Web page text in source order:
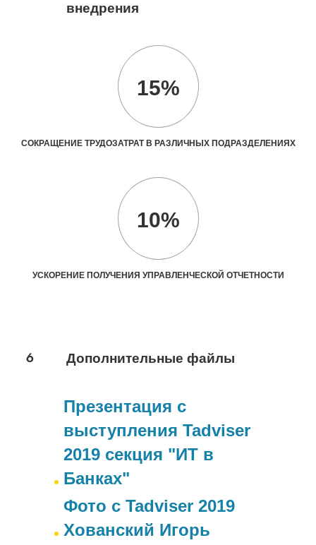
внедрения
15%
СОКРАЩЕНИЕ ТРУДОЗАТРАТ В РАЗЛИЧНЫХ ПОДРАЗДЕЛЕНИЯХ
10%
УСКОРЕНИЕ ПОЛУЧЕНИЯ УПРАВЛЕНЧЕСКОЙ ОТЧЕТНОСТИ
6 Дополнительные файлы
Презентация с
выступления Tadviser
2019 секция "ИТ в
Банках"
Фото с Tadviser 2019
Хованский Игорь